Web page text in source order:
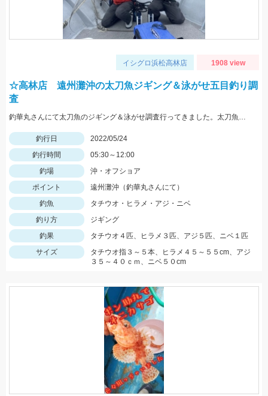
イシグロ浜松高林店 1908 view
☆高林店 遠州灘沖の太刀魚ジギング＆泳がせ五目釣り調
査
釣華丸さんにて太刀魚のジギング＆泳がせ調査行ってきました。太刀魚はまだ少し早かった感じですが良型も出ました！
釣行日
2022/05/24
釣行時間
05:30～12:00
釣場
沖・オフショア
ポイント
遠州灘沖（釣華丸さんにて）
釣魚
タチウオ・ヒラメ・アジ・ニベ
釣り方
ジギング
釣果
タチウオ４匹、ヒラメ３匹、アジ５匹、ニベ１匹
サイズ
タチウオ指３～５本、ヒラメ４５～５５cm、アジ
３５～４０ｃｍ、ニベ５０cm